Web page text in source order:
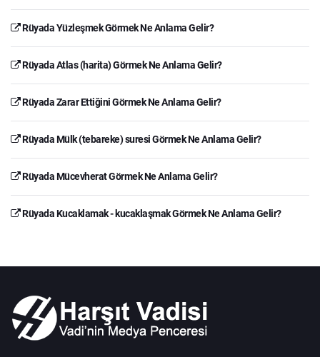
Rüyada Yüzleşmek Görmek Ne Anlama Gelir?
Rüyada Atlas (harita) Görmek Ne Anlama Gelir?
Rüyada Zarar Ettiğini Görmek Ne Anlama Gelir?
Rüyada Mülk (tebareke) suresi Görmek Ne Anlama Gelir?
Rüyada Mücevherat Görmek Ne Anlama Gelir?
Rüyada Kucaklamak - kucaklaşmak Görmek Ne Anlama Gelir?